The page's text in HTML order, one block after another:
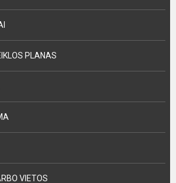
PLANAS
VIETOS